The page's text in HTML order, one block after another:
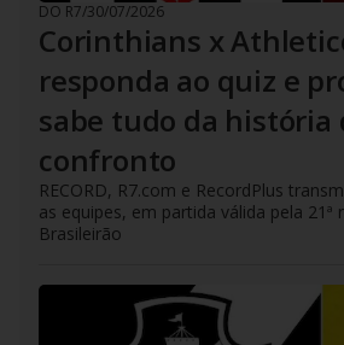
DO R7/30/07/2026
Corinthians x
responda ao quiz e
sabe tudo da história
confronto
RECORD, R7.com e RecordPlus
as equipes, em partida válida pela 21ª
Brasileirão